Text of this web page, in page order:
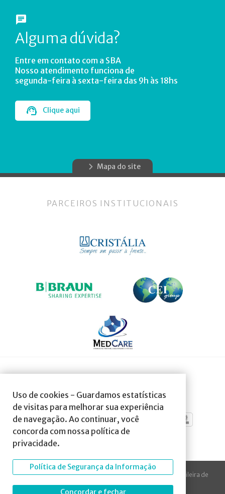
Uso de cookies - Guardamos estatísticas
de visitas para melhorar sua experiência
de navegação. Ao continuar, você
concorda com nossa política de
privacidade.
Política de Segurança da Informação
Concordar e fechar
Alguma dúvida?
Entre em contato com a SBA
Nosso atendimento funciona de
segunda-feira à sexta-feira das 9h às 18hs
Clique aqui
Mapa do site
PARCEIROS INSTITUCIONAIS
© 2023 Todos os direitos reservados à SBA Sociedade Brasileira de
Anestesiologia.